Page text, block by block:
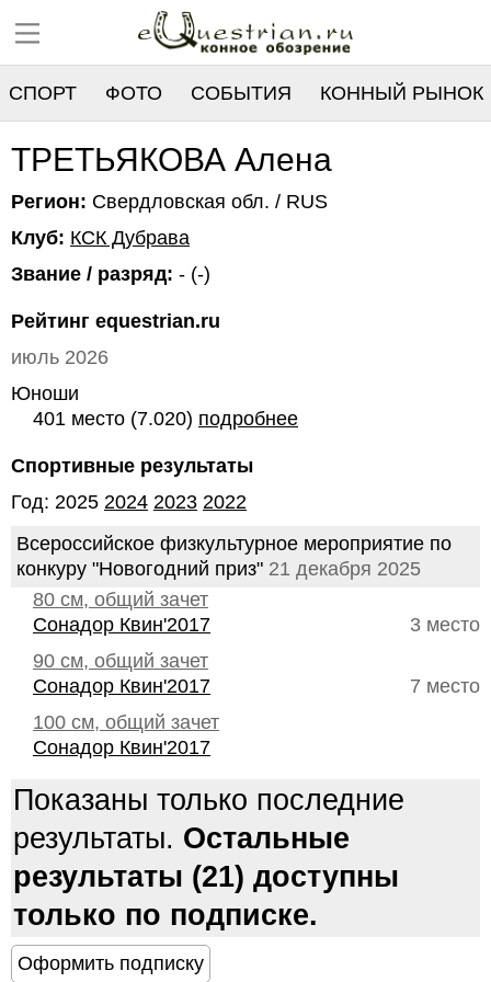
СПОРТ ФОТО СОБЫТИЯ КОННЫЙ РЫНОК
РЕЕСТР
ТРЕТЬЯКОВА Алена
Регион: Свердловская обл. / RUS
Клуб: КСК Дубрава
Звание / разряд: - (-)
Рейтинг equestrian.ru
июль 2026
Юноши
401 место (7.020) подробнее
Спортивные результаты
Год: 2025 2024 2023 2022
Всероссийское физкультурное мероприятие по
конкуру "Новогодний приз" 21 декабря 2025
80 см, общий зачет
3 место
Сонадор Квин'2017
90 см, общий зачет
7 место
Сонадор Квин'2017
100 см, общий зачет
Сонадор Квин'2017
Показаны только последние
результаты. Остальные
результаты (21) доступны
только по подписке.